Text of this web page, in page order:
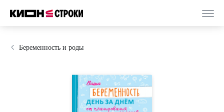
Беременность и роды